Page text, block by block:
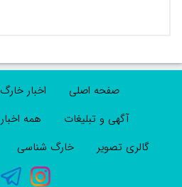
صفحه اصلی اخبار خارگ
آگهی و تبلیغات
همه اخبار
گالری تصویر
خارگ شناسی